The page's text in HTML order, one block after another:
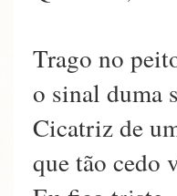
Trago no
o sinal duma
Cicatriz de
que tão cedo